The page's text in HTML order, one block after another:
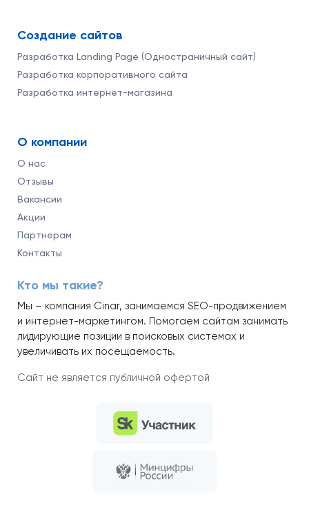
Создание сайтов
Разработка Landing Page (Одностраничный сайт)
Разработка корпоративного сайта
Разработка интернет-магазина
О компании
О нас
Отзывы
Вакансии
Акции
Партнерам
Контакты
Кто мы такие?
Мы – компания Cinar, занимаемся SEO-продвижением
и интернет-маркетингом. Помогаем сайтам занимать
лидирующие позиции в поисковых системах и
увеличивать их посещаемость.
Сайт не является публичной офертой